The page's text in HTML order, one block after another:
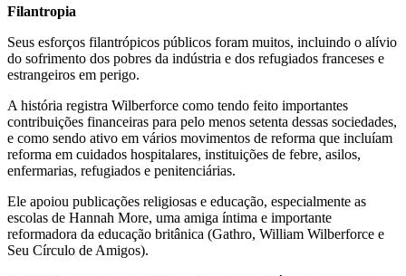
Filantropia
Seus esforços filantrópicos públicos foram muitos, incluindo o alívio
do sofrimento dos pobres da indústria e dos refugiados franceses e
estrangeiros em perigo.
A história registra Wilberforce como tendo feito importantes
contribuições financeiras para pelo menos setenta dessas sociedades,
e como sendo ativo em vários movimentos de reforma que incluíam
reforma em cuidados hospitalares, instituições de febre, asilos,
enfermarias, refugiados e penitenciárias.
Ele apoiou publicações religiosas e educação, especialmente as
escolas de Hannah More, uma amiga íntima e importante
reformadora da educação britânica (Gathro, William Wilberforce e
Seu Círculo de Amigos).